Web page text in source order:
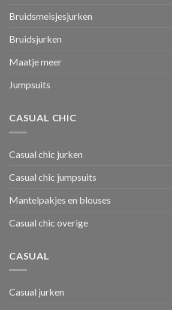
Bruidsmeisjesjurken
Bruidsjurken
Maatje meer
Jumpsuits
CASUAL CHIC
Casual chic jurken
Casual chic jumpsuits
Mantelpakjes en blouses
Casual chic overige
CASUAL
Casual jurken